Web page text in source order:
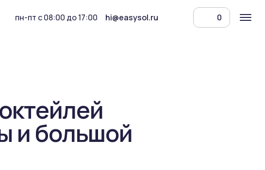
пн-пт с 08:00 до 17:00 hi@easysol.ru 0
и большой